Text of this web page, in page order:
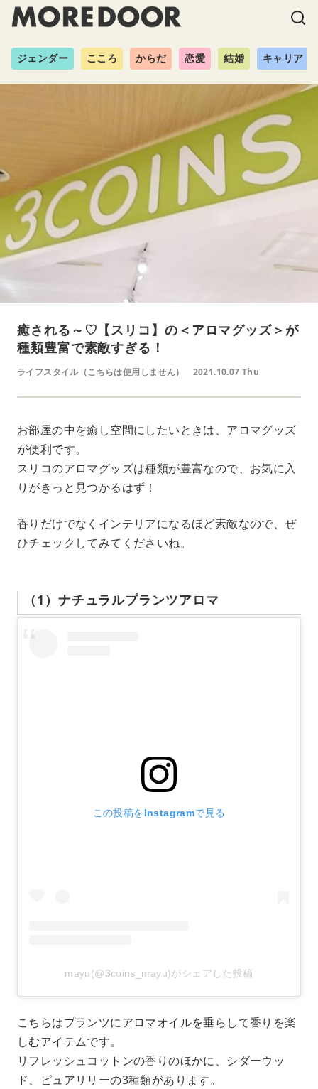
ジェンダー こころ からだ 恋愛 結婚 キャリア
癒される～♡【スリコ】の＜アロマグッズ＞が
種類豊富で素敵すぎる！
ライフスタイル（こちらは使用しません） 2021.10.07 Thu
お部屋の中を癒し空間にしたいときは、アロマグッズ
が便利です。
スリコのアロマグッズは種類が豊富なので、お気に入
りがきっと見つかるはず！
香りだけでなくインテリアになるほど素敵なので、ぜ
ひチェックしてみてくださいね。
（1）ナチュラルプランツアロマ
この投稿をInstagramで見る
mayu(@3coins_mayu)がシェアした投稿
こちらはプランツにアロマオイルを垂らして香りを楽
しむアイテムです。
リフレッシュコットンの香りのほかに、シダーウッ
ド、ピュアリリーの3種類があります。